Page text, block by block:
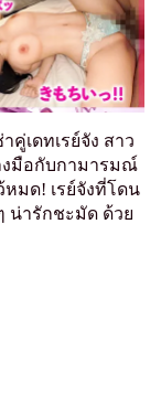
คู่เดทเรย์จัง สาว
งมือกับกามารมณ์
มด! เรย์จังที่โดน
น่ารักชะมัด ด้วย